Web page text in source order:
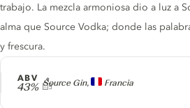
Producer
Source Gin, Francia
ABV
43%
trabajo. La mezcla armoniosa dio a luz a
alma que Source Vodka; donde las
y frescura.